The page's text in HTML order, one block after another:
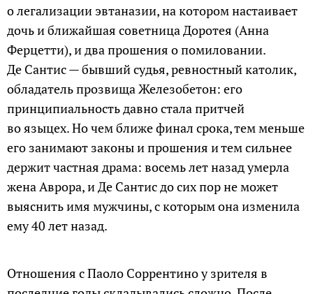
о легализации эвтаназии, на котором настаивает
дочь и ближайшая советница Доротея (Анна
Ферцетти), и два прошения о помиловании.
Де Сантис — бывший судья, ревностный католик,
обладатель прозвища Железобетон: его
принципиальность давно стала притчей
во языцех. Но чем ближе финал срока, тем меньше
его занимают законы и прошения и тем сильнее
держит частная драма: восемь лет назад умерла
жена Аврора, и Де Сантис до сих пор не может
выяснить имя мужчины, с которым она изменила
ему 40 лет назад.
Отношения с Паоло Соррентино у зрителя в